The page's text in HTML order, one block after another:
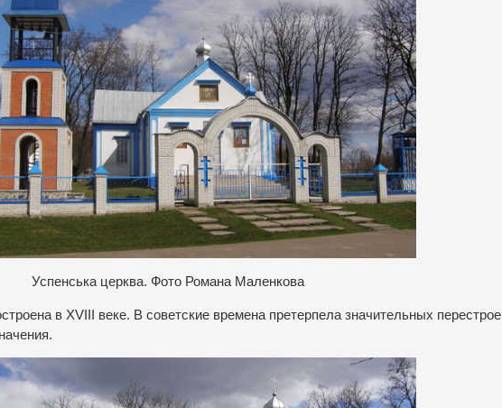
Успенська церква. Фото Романа Маленкова
в XVIII веке. В советские времена претерпела значительных